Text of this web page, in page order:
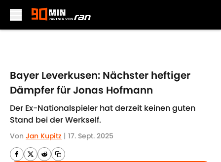
Bayer Leverkusen: Nächster heftiger
Dämpfer für Jonas Hofmann
Der Ex-Nationalspieler hat derzeit keinen guten
Stand bei der Werkself.
Von Jan Kupitz | 17. Sept. 2025